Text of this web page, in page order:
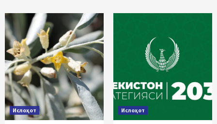
Ислоҳот Ислоҳот